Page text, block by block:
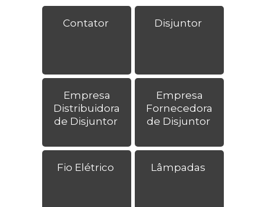
Contator Disjuntor
Empresa
Distribuidora
de Disjuntor
Empresa
Fornecedora
de Disjuntor
Fio Elétrico Lâmpadas